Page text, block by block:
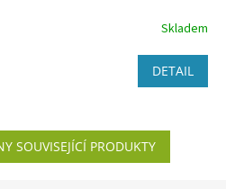
Skladem
DETAIL
SOUVISEJÍCÍ PRODUKTY